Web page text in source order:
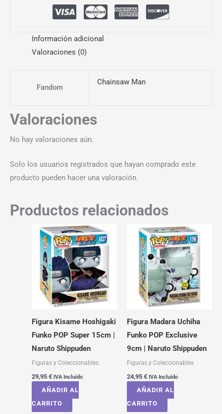
Información adicional
Valoraciones (0)
Fandom
Chainsaw Man
Valoraciones
No hay valoraciones aún.
Solo los usuarios registrados que hayan comprado este
producto pueden hacer una valoración.
Productos relacionados
Figura Kisame Hoshigaki
Funko POP Super 15cm |
Naruto Shippuden
Figuras y Coleccionables
29,95 € IVA Incluído
AÑADIR AL
CARRITO
Figura Madara Uchiha
Funko POP Exclusive
9cm | Naruto Shippuden
Figuras y Coleccionables
24,95 € IVA Incluído
AÑADIR AL
CARRITO